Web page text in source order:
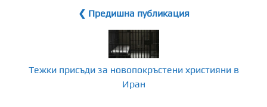
❮ Предишна публикация
Тежки присъди за новопокръстени християни в
Иран